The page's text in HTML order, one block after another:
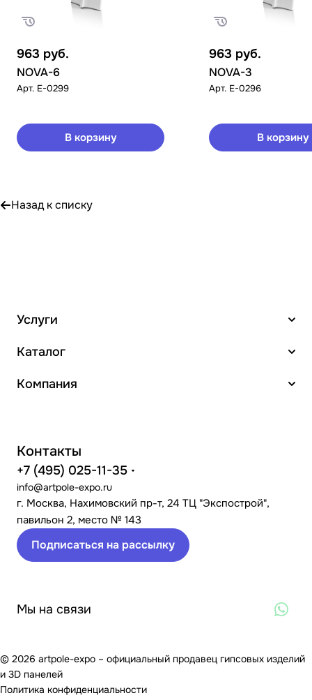
963 руб.
NOVA-6
Арт. E-0299
В корзину
963 руб.
NOVA-3
Арт. E-0296
В корзину
Назад к списку
Услуги
Каталог
Компания
Контакты
+7 (495) 025-11-35
info@artpole-expo.ru
г. Москва, Нахимовский пр-т, 24 ТЦ "Экспострой",
павильон 2, место № 143
Подписаться на рассылку
Мы на связи
© 2026 artpole-expo – официальный продавец гипсовых изделий
и 3D панелей
Политика конфиденциальности